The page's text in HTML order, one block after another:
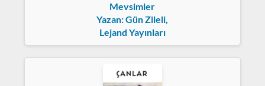
Mevsimler
Yazan: Gün Zileli,
Lejand Yayınları